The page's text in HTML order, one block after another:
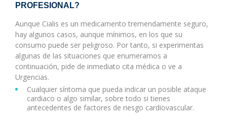
PROFESIONAL?
Aunque Cialis es un medicamento tremendamente seguro,
hay algunos casos, aunque mínimos, en los que su
consumo puede ser peligroso. Por tanto, si experimentas
algunas de las situaciones que enumeramos a
continuación, pide de inmediato cita médica o ve a
Urgencias.
Cualquier síntoma que pueda indicar un posible ataque
cardiaco o algo similar, sobre todo si tienes
antecedentes de factores de riesgo cardiovascular.